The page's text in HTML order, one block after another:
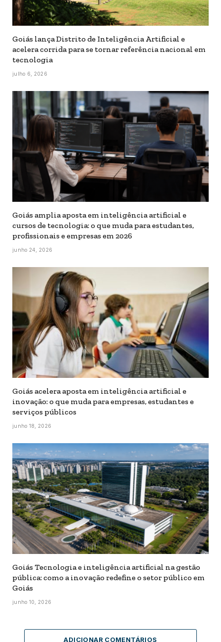
Goiás lança Distrito de Inteligência Artificial e
acelera corrida para se tornar referência nacional em
tecnologia
julho 6, 2026
Goiás amplia aposta em inteligência artificial e
cursos de tecnologia: o que muda para estudantes,
profissionais e empresas em 2026
junho 24, 2026
Goiás acelera aposta em inteligência artificial e
inovação: o que muda para empresas, estudantes e
serviços públicos
junho 18, 2026
Goiás Tecnologia e inteligência artificial na gestão
pública: como a inovação redefine o setor público em
Goiás
junho 10, 2026
ADICIONAR COMENTÁRIOS